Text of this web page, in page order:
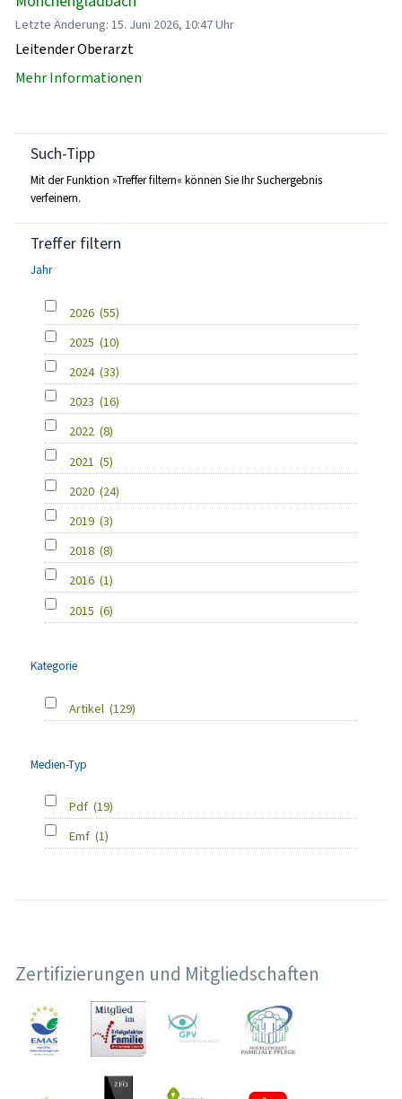
Letzte Änderung: 15. Juni 2026, 10:47 Uhr
Leitender Oberarzt
Mehr Informationen
Such-Tipp
Mit der Funktion »Treffer filtern« können Sie Ihr Suchergebnis
verfeinern.
Treffer filtern
Jahr
2026 (55)
2025 (10)
2024 (33)
2023 (16)
2022 (8)
2021 (5)
2020 (24)
2019 (3)
2018 (8)
2016 (1)
2015 (6)
Kategorie
Artikel (129)
Medien-Typ
Pdf (19)
Emf (1)
Zertifizierungen und Mitgliedschaften